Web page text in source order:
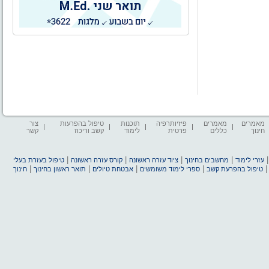
מאמרים
חינוך
מאמרים
כללים
פיזיותרפיה
פרטית
תוכנות
לימוד
טיפול בהפרעות
קשב וריכוז
צור
קשר
עזרי לימוד מחשבים בחינוך |ציוד עזרה ראשונה |קורס עזרה ראשונה |טיפול בעזרת בעלי
|טיפול בהפרעת קשב |ספרי לימוד משומשים |אבטחת טיולים תואר ראשון בחינוך |חינוך